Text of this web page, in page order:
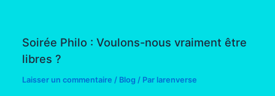
Soirée Philo : Voulons-nous vraiment être
libres ?
Laisser un commentaire / Blog / Par larenverse